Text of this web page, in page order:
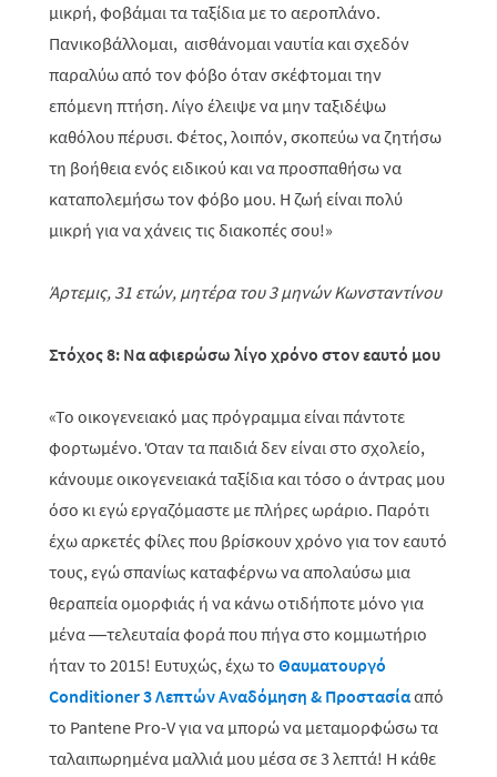
μικρή, φοβάμαι τα ταξίδια με το αεροπλάνο.
Πανικοβάλλομαι, αισθάνομαι ναυτία και σχεδόν
παραλύω από τον φόβο όταν σκέφτομαι την
επόμενη πτήση. Λίγο έλειψε να μην ταξιδέψω
καθόλου πέρυσι. Φέτος, λοιπόν, σκοπεύω να ζητήσω
τη βοήθεια ενός ειδικού και να προσπαθήσω να
καταπολεμήσω τον φόβο μου. Η ζωή είναι πολύ
μικρή για να χάνεις τις διακοπές σου!»
Άρτεμις, 31 ετών, μητέρα του 3 μηνών Κωνσταντίνου
Στόχος 8: Να αφιερώσω λίγο χρόνο στον εαυτό μου
«Το οικογενειακό μας πρόγραμμα είναι πάντοτε
φορτωμένο. Όταν τα παιδιά δεν είναι στο σχολείο,
κάνουμε οικογενειακά ταξίδια και τόσο ο άντρας μου
όσο κι εγώ εργαζόμαστε με πλήρες ωράριο. Παρότι
έχω αρκετές φίλες που βρίσκουν χρόνο για τον εαυτό
τους, εγώ σπανίως καταφέρνω να απολαύσω μια
θεραπεία ομορφιάς ή να κάνω οτιδήποτε μόνο για
μένα —τελευταία φορά που πήγα στο κομμωτήριο
ήταν το 2015! Ευτυχώς, έχω το Θαυματουργό
Conditioner 3 Λεπτών Αναδόμηση & Προστασίααπό
το Pantene Pro-V για να μπορώ να μεταμορφώσω τα
ταλαιπωρημένα μαλλιά μου μέσα σε 3 λεπτά! Η κάθε